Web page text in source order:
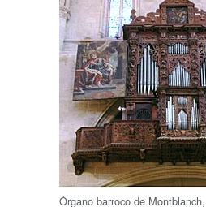
Órgano barroco de